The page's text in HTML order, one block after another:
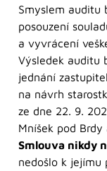
Smyslem auditu
posouzení
a vyvrácení
Výsledek auditu
jednání
na návrh
ze dne 22. 9.
Mníšek pod
Smlouva nikdy
nedošlo k jejímu